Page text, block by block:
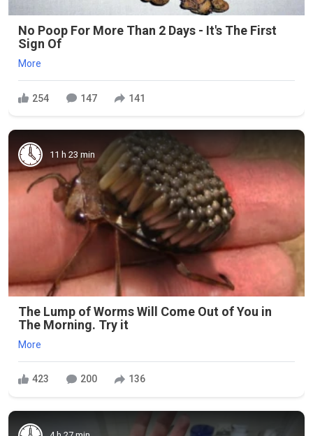
No Poop For More Than 2 Days - It's The First
Sign Of
More
254 147 141
11 h 23 min
The Lump of Worms Will Come Out of You in
The Morning. Try it
More
423 200 136